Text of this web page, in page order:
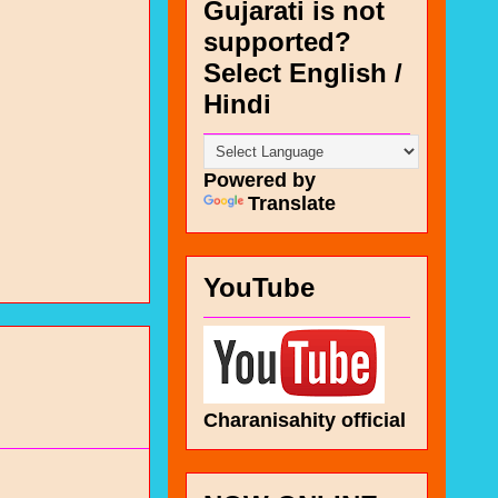
Gujarati is not
supported?
Select English /
Hindi
Powered by
Translate
YouTube
Charanisahity official